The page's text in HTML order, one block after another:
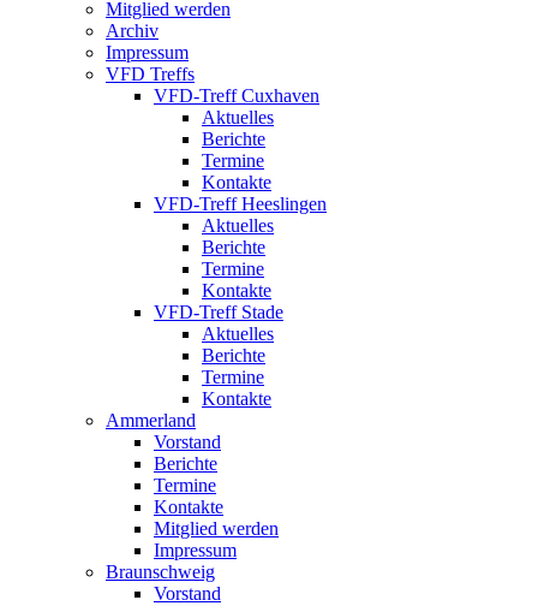
Mitglied werden
Archiv
Impressum
VFD Treffs
VFD-Treff Cuxhaven
Aktuelles
Berichte
Termine
Kontakte
VFD-Treff Heeslingen
Aktuelles
Berichte
Termine
Kontakte
VFD-Treff Stade
Aktuelles
Berichte
Termine
Kontakte
Ammerland
Vorstand
Berichte
Termine
Kontakte
Mitglied werden
Impressum
Braunschweig
Vorstand